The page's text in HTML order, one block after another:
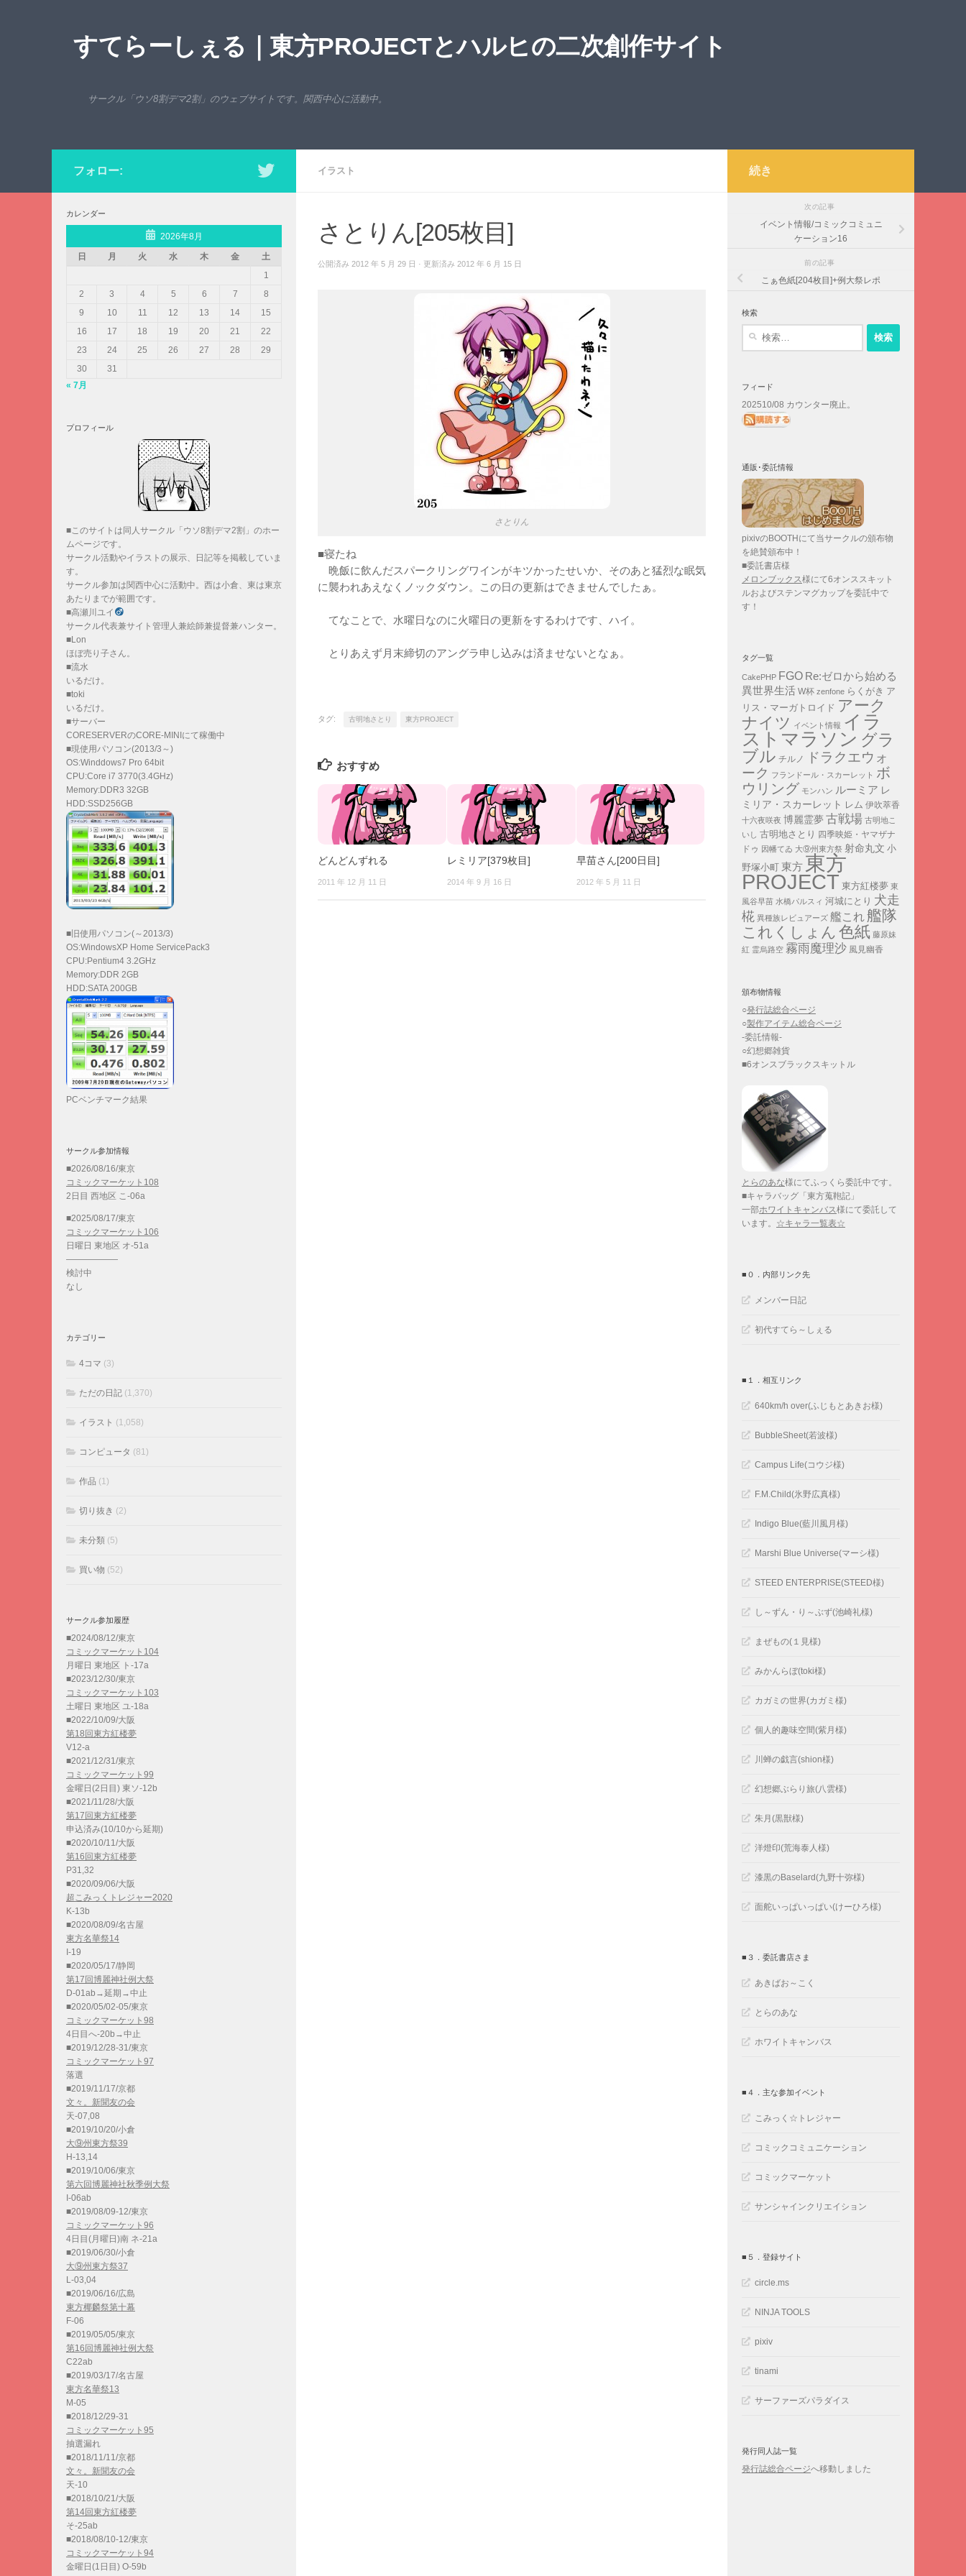
すてらーしぇる｜東方PROJECTとハルヒの二次創作サイト
サークル「ウソ8割デマ2割」のウェブサイトです。関西中心に活動中。
イラスト
さとりん[205枚目]
公開済み 2012 年 5 月 29 日 · 更新済み 2012 年 6 月 15 日
さとりん
■寝たね
晩飯に飲んだスパークリングワインがキツかったせいか、そのあと猛烈な眠気
に襲われあえなくノックダウン。この日の更新はできませんでしたぁ。
てなことで、水曜日なのに火曜日の更新をするわけです、ハイ。
とりあえず月末締切のアングラ申し込みは済ませないとなぁ。
タグ: 古明地さとり 東方PROJECT
おすすめ
どんどんずれる
2011 年 12 月 11 日
レミリア[379枚目]
2014 年 9 月 16 日
早苗さん[200日目]
2012 年 5 月 11 日
フォロー:
カレンダー
2026年8月
日
月 火 水 木 金
土
1
2
3 4 5 6 7
8
9
10 11 12 13 14
15
16
17 18 19 20 21
22
23
24 25 26 27 28
29
30
31
« 7月
プロフィール
■このサイトは同人サークル「ウソ8割デマ2割」のホー
ムページです。
サークル活動やイラストの展示、日記等を掲載していま
す。
サークル参加は関西中心に活動中。西は小倉、東は東京
あたりまでが範囲です。
■高瀬川ユイ
サークル代表兼サイト管理人兼絵師兼提督兼ハンター。
■Lon
ほぼ売り子さん。
■流水
いるだけ。
■toki
いるだけ。
■サーバー
CORESERVERのCORE-MINIにて稼働中
■現使用パソコン(2013/3～)
OS:Winddows7 Pro 64bit
CPU:Core i7 3770(3.4GHz)
Memory:DDR3 32GB
HDD:SSD256GB
■旧使用パソコン(～2013/3)
OS:WindowsXP Home ServicePack3
CPU:Pentium4 3.2GHz
Memory:DDR 2GB
HDD:SATA 200GB
PCベンチマーク結果
サークル参加情報
■2026/08/16/東京
コミックマーケット108
2日目 西地区 こ-06a
■2025/08/17/東京
コミックマーケット106
日曜日 東地区 オ-51a
——————
検討中
なし
カテゴリー
4コマ (3)
ただの日記 (1,370)
イラスト (1,058)
コンピュータ (81)
作品 (1)
切り抜き (2)
未分類 (5)
買い物 (52)
サークル参加履歴
■2024/08/12/東京
コミックマーケット104
月曜日 東地区 ト-17a
■2023/12/30/東京
コミックマーケット103
土曜日 東地区 ユ-18a
■2022/10/09/大阪
第18回東方紅楼夢
V12-a
■2021/12/31/東京
コミックマーケット99
金曜日(2日目) 東ソ-12b
■2021/11/28/大阪
第17回東方紅楼夢
申込済み(10/10から延期)
■2020/10/11/大阪
第16回東方紅楼夢
P31,32
■2020/09/06/大阪
超こみっくトレジャー2020
K-13b
■2020/08/09/名古屋
東方名華祭14
I-19
■2020/05/17/静岡
第17回博麗神社例大祭
D-01ab→延期→中止
■2020/05/02-05/東京
コミックマーケット98
4日目へ-20b→中止
■2019/12/28-31/東京
コミックマーケット97
落選
■2019/11/17/京都
文々。新聞友の会
天-07,08
■2019/10/20/小倉
大⑨州東方祭39
H-13,14
■2019/10/06/東京
第六回博麗神社秋季例大祭
I-06ab
■2019/08/09-12/東京
コミックマーケット96
4日目(月曜日)南 ネ-21a
■2019/06/30/小倉
大⑨州東方祭37
L-03,04
■2019/06/16/広島
東方椰麟祭第十幕
F-06
■2019/05/05/東京
第16回博麗神社例大祭
C22ab
■2019/03/17/名古屋
東方名華祭13
M-05
■2018/12/29-31
コミックマーケット95
抽選漏れ
■2018/11/11/京都
文々。新聞友の会
天-10
■2018/10/21/大阪
第14回東方紅楼夢
そ-25ab
■2018/08/10-12/東京
コミックマーケット94
金曜日(1日目) O-59b
続き
次の記事
イベント情報/コミックコミュニ
ケーション16
前の記事
こぁ色紙[204枚目]+例大祭レポ
検索
フィード
202510/08 カウンター廃止。
通販･委託情報
pixivのBOOTHにて当サークルの頒布物
を絶賛頒布中！
■委託書店様
メロンブックス様にて6オンススキット
ルおよびステンマグカップを委託中で
す！
タグ一覧
CakePHP FGO Re:ゼロから始める
異世界生活 W杯 zenfone らくがき ア
リス・マーガトロイド アーク
ナイツ イベント情報 イラ
ストマラソン グラ
ブル チルノ
ドラクエウォ
ーク フランドール・スカーレット ボ
ウリング モンハン ルーミア レ
ミリア・スカーレット レム 伊吹萃香
十六夜咲夜 博麗霊夢 古戦場 古明地こ
いし 古明地さとり 四季映姫・ヤマザナ
ドゥ 因幡てゐ 大⑨州東方祭 射命丸文 小
野塚小町 東方 東方
PROJECT 東方紅楼夢 東
風谷早苗 水橋パルスィ 河城にとり 犬走
椛 異種族レビュアーズ 艦これ艦隊
これくしょん 色紙 藤原妹
紅 霊烏路空 霧雨魔理沙 風見幽香
頒布物情報
○発行誌総合ページ
○製作アイテム総合ページ
-委託情報-
○幻想郷雑貨
■6オンスブラックスキットル
とらのあな様にてふっくら委託中です。
■キャラバッグ「東方蒐鞄記」
一部ホワイトキャンバス様にて委託して
います。 ☆キャラ一覧表☆
■０．内部リンク先
メンバー日記
初代すてら～しぇる
■１．相互リンク
640km/h over(ふじもとあきお様)
BubbleSheet(若波様)
Campus Life(コウジ様)
F.M.Child(氷野広真様)
Indigo Blue(藍川風月様)
Marshi Blue Universe(マーシ様)
STEED ENTERPRISE(STEED様)
し～ずん・り～ぶず(池崎礼様)
まぜもの(１見様)
みかんらぼ(toki様)
カガミの世界(カガミ様)
個人的趣味空間(紫月様)
川蝉の戯言(shion様)
幻想郷ぶらり旅(八雲様)
朱月(黒獣様)
洋燈印(荒海泰人様)
漆黒のBaselard(九野十弥様)
面舵いっぱいっぱい(けーひろ様)
■３．委託書店さま
あきばお～こく
とらのあな
ホワイトキャンバス
■４．主な参加イベント
こみっく☆トレジャー
コミックコミュニケーション
コミックマーケット
サンシャインクリエイション
■５．登録サイト
circle.ms
NINJA TOOLS
pixiv
tinami
サーファーズパラダイス
発行同人誌一覧
発行誌総合ページへ移動しました